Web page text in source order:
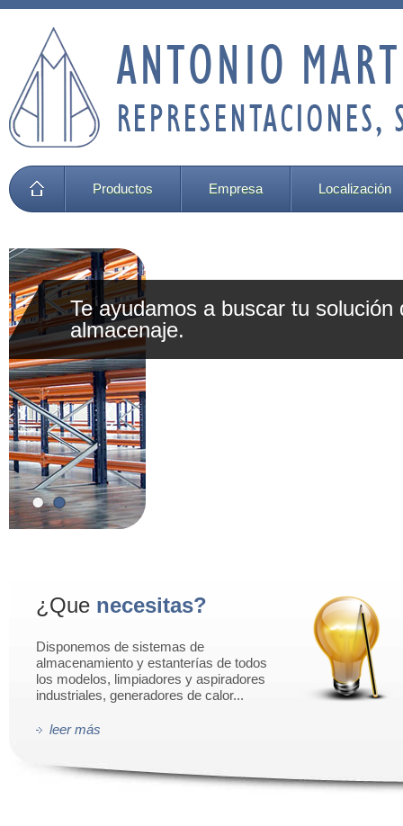
Productos Empresa Localización
de
¿Que necesitas?
Disponemos de sistemas de
almacenamiento y estanterías de todos
los modelos, limpiadores y aspiradores
industriales, generadores de calor...
leer más